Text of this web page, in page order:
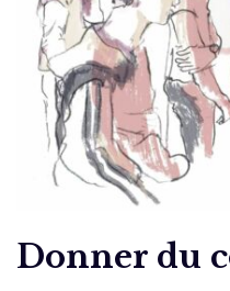
Donner du